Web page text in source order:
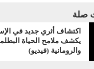
صلة
اكتشاف أثري جديد في
يكشف ملامح الحياة
والرومانية (فيديو)